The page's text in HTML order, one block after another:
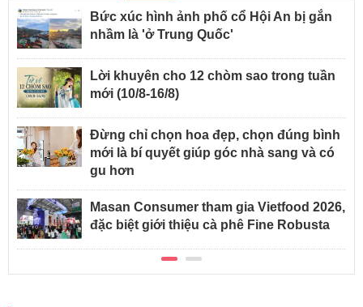
Bức xúc hình ảnh phố cổ Hội An bị gắn
nhầm là 'ở Trung Quốc'
Lời khuyên cho 12 chòm sao trong tuần
mới (10/8-16/8)
Đừng chỉ chọn hoa đẹp, chọn đúng bình
mới là bí quyết giúp góc nhà sang và có
gu hơn
Masan Consumer tham gia Vietfood 2026,
đặc biệt giới thiệu cà phê Fine Robusta